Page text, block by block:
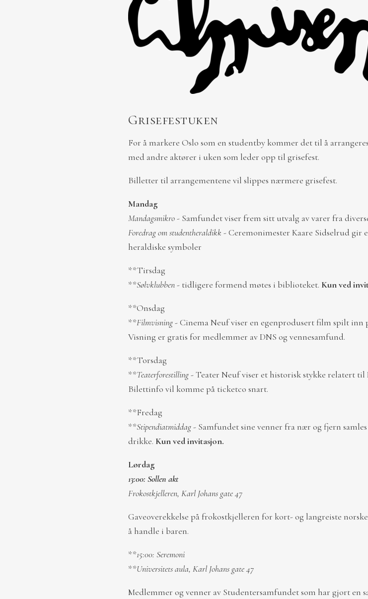
Grisefestuken
For å markere Oslo som en studentby kommer det til å
med andre aktører i uken som leder opp til grisefest.
Billetter til arrangementene vil slippes nærmere grisefest.
Mandag
Mandagsmikro- Samfundet viser frem sitt utvalg av varer fra
Foredrag om studentheraldikk - Ceremonimester Kaare Sidselrud gir
heraldiske symboler
**Tirsdag
**Sølvklubben- tidligere formend møtes i biblioteket. Kun ved
**Onsdag
**Filmvisning- Cinema Neuf viser en egenprodusert film spilt inn
Visning er gratis for medlemmer av DNS og vennesamfund.
**Torsdag
**Teaterforestilling- Teater Neuf viser et historisk stykke relatert til
Bilettinfo vil komme på ticketco snart.
**Fredag
**Stipendiatmiddag- Samfundet sine venner fra nær og fjern
drikke. Kun ved invitasjon.
Lørdag
13:00: Sollen akt
Frokostkjelleren, Karl Johans gate 47
Gaveoverekkelse på frokostkjelleren for kort- og langreiste
å handle i baren.
**15:00: Seremoni
**Universitets aula, Karl Johans gate 47
Medlemmer og venner av Studentersamfundet som har gjort en